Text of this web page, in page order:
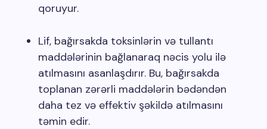
qoruyur.
Lif, bağırsakda toksinlərin və tullantı
maddələrinin bağlanaraq nəcis yolu ilə
atılmasını asanlaşdırır. Bu, bağırsakda
toplanan zərərli maddələrin bədəndən
daha tez və effektiv şəkildə atılmasını
təmin edir.